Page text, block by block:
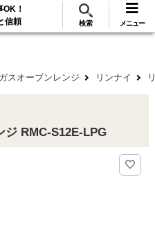
無料見積
！
信頼
検索 メニュー
ガスオーブンレンジ リンナイ
ジ RMC-S12E-LPG